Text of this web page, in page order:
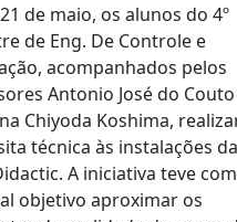
de maio, os alunos do 4º
de Eng. De Controle e
acompanhados pelos
Antonio José do
Chiyoda Koshima,
técnica às instalações da
A iniciativa teve
objetivo aproximar os